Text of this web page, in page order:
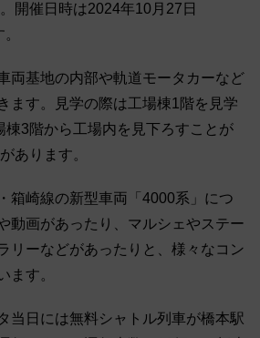
開催日時は2024年10月27日
両基地の内部や軌道モータカーなど
ます。見学の際は工場棟1階を見学
棟3階から工場内を見下ろすことが
あります。
箱崎線の新型車両「4000系」につ
動画があったり、マルシェやステー
リーなどがあったりと、様々なコン
ます。
当日には無料シャトル列車が橋本駅